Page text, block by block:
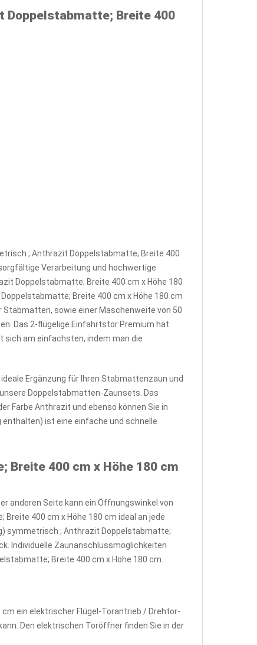
Breite 400
; Anthrazit Doppelstabmatte; Breite 400
Verarbeitung und hochwertige
Doppelstabmatte; Breite 400 cm x Höhe 180
Breite 400 cm x Höhe 180 cm
sowie einer Maschenweite von 50
Das 2-flügelige Einfahrtstor Premium hat
sich am einfachsten, indem man die
Ergänzung für Ihren Stabmattenzaun und
Doppelstabmatten-Zaunsets. Das
Farbe Anthrazit und ebenso können Sie in
ist eine einfache und schnelle
400 cm x Höhe 180 cm
anderen Seite kann ein Öffnungswinkel von
400 cm x Höhe 180 cm ideal an jede
symmetrisch ; Anthrazit Doppelstabmatte;
Individuelle Zaunanschlussmöglichkeiten
Breite 400 cm x Höhe 180 cm.
ein elektrischer Flügel-Torantrieb / Drehtor-
Den elektrischen Toröffner finden Sie in der